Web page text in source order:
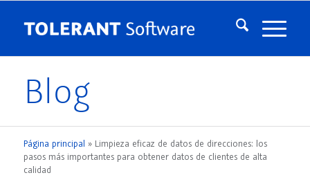
Blog
Página principal » Limpieza eficaz de datos de direcciones: los
pasos más importantes para obtener datos de clientes de alta
calidad